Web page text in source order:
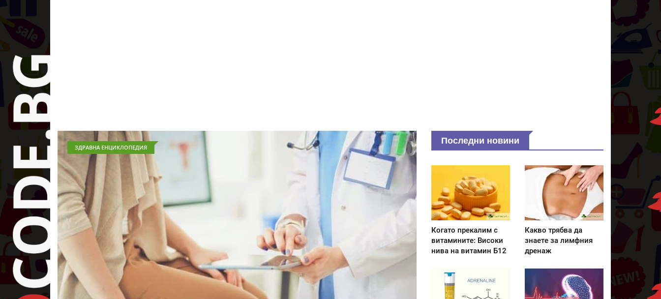
ЗДРАВНА ЕНЦИКЛОПЕДИЯ
Последни новини
Когато прекалим с
витамините: Високи
нива на витамин Б12
Какво трябва да
знаете за лимфния
дренаж